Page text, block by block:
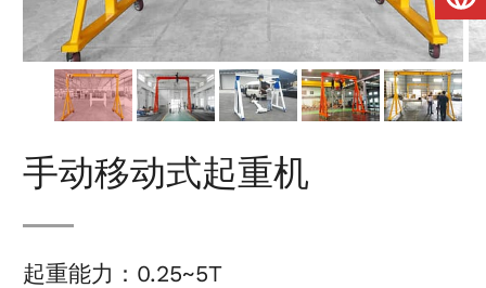
手动移动式起重机
起重能力：0.25~5T